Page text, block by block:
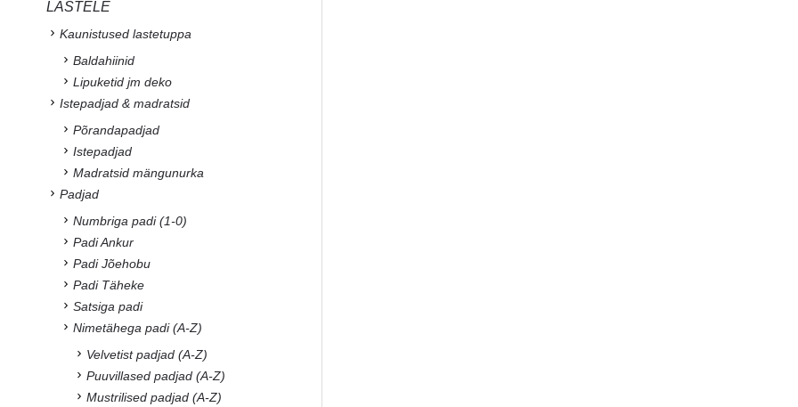
LASTELE
Kaunistused lastetuppa
Baldahiinid
Lipuketid jm deko
Istepadjad & madratsid
Põrandapadjad
Istepadjad
Madratsid mängunurka
Padjad
Numbriga padi (1-0)
Padi Ankur
Padi Jõehobu
Padi Täheke
Satsiga padi
Nimetähega padi (A-Z)
Velvetist padjad (A-Z)
Puuvillased padjad (A-Z)
Mustrilised padjad (A-Z)